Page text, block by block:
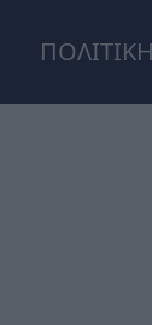
ΠΟΛΙΤΙΚΗ